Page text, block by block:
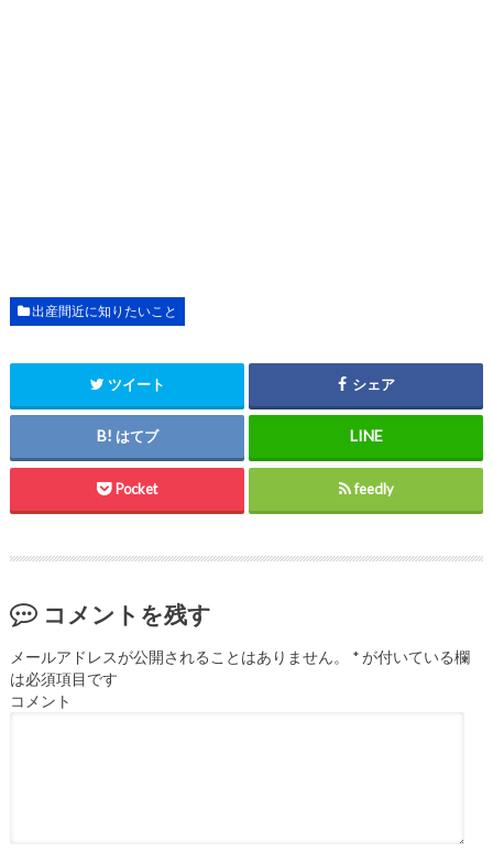
出産間近に知りたいこと
ツイート シェア
はてブ
Pocket feedly
コメントを残す
メールアドレスが公開されることはありません。 *が付いている欄
は必須項目です
コメント